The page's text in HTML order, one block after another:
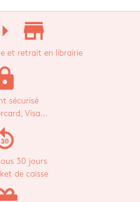
arrow_right store_mall_directory
et retrait en librairie
sécurisé
Visa...
30 jours
de caisse